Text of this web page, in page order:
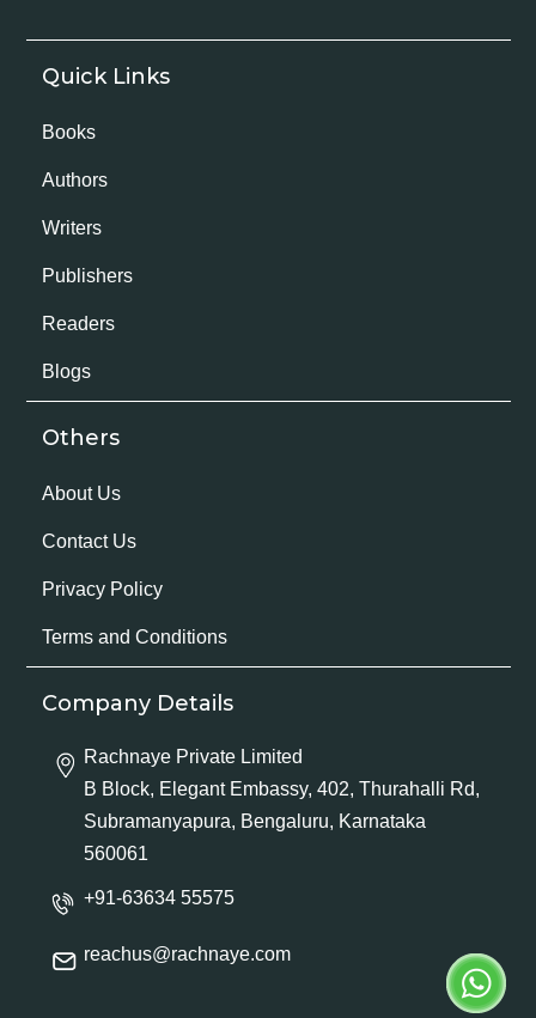
Quick Links
Books
Authors
Writers
Publishers
Readers
Blogs
Others
About Us
Contact Us
Privacy Policy
Terms and Conditions
Company Details
Rachnaye Private Limited
B Block, Elegant Embassy, 402, Thurahalli Rd,
Subramanyapura, Bengaluru, Karnataka
560061
+91-63634 55575
reachus@rachnaye.com